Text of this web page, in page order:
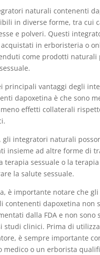
naturali contenenti
in diverse forme, tra cui
e polveri. Questi
in erboristeria o
come prodotti naturali
principali vantaggi degli
dapoxetina è che sono
effetti collaterali
gli integratori naturali
insieme ad altre forme di
terapia sessuale o la
la salute sessuale.
è importante notare che
contenenti dapoxetina non
dalla FDA e non sono
studi clinici. Prima di
è sempre importante
medico o un erborista